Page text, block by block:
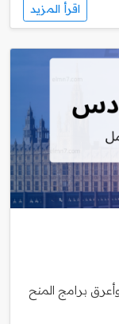
اقرأ المزيد
برامج المنح